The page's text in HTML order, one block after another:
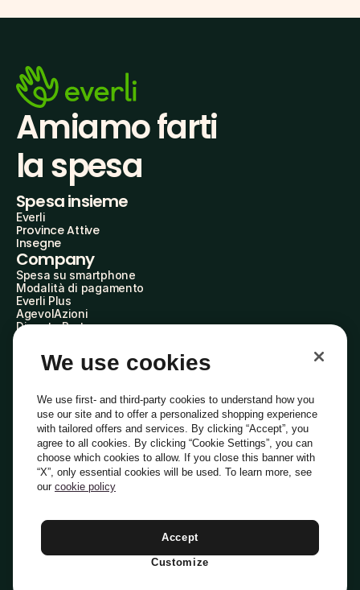
Amiamo farti
la spesa
Spesa insieme
Everli
Province Attive
Insegne
Company
Spesa su smartphone
Modalità di pagamento
Everli Plus
AgevolAzioni
Diventa Partner
Everli Shoppers
About Us
Everli News
Domande frequenti
Lavora con noi
Diventa Shopper
Investitori
PrivacyCookiePreferenze Cookie
Termini e CondizioniCodice Etico
Indirizzo PEC: everli@pec.it - indirizzo DPO: dpo@everli.com
Italiano
We use cookies
We use first- and third-party cookies to understand how you
use our site and to offer a personalized shopping experience
with tailored offers and services. By clicking “Accept”, you
agree to all cookies. By clicking “Cookie Settings”, you can
choose which cookies to allow. If you close this banner with
“X”, only essential cookies will be used. To learn more, see
our cookie policy
Accept
Customize